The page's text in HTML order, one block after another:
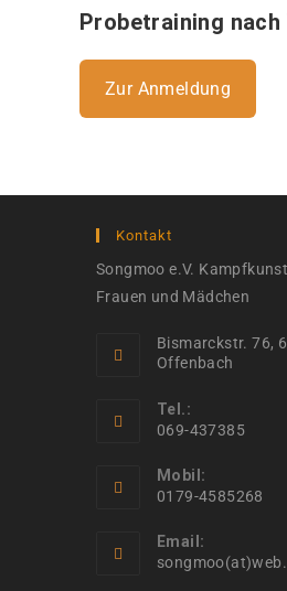
Probetraining
Zur Anmeldung
Kontakt
Songmoo e.V.
Frauen und Mädchen
Bismarckstr. 76,
Offenbach
Tel.:
069-437385
Mobil:
0179-4585268
Email: